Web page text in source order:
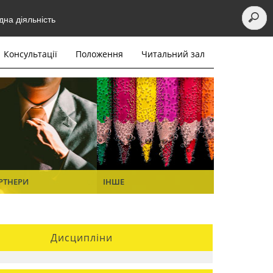
діяльність
Консультації Положення Читальний зал
ІНШЕ
Дисципліни